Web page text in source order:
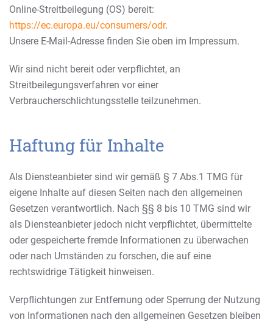
Online-Streitbeilegung (OS) bereit:
https://ec.europa.eu/consumers/odr.
Unsere E-Mail-Adresse finden Sie oben im Impressum.
Wir sind nicht bereit oder verpflichtet, an
Streitbeilegungsverfahren vor einer
Verbraucherschlichtungsstelle teilzunehmen.
Haftung für Inhalte
Als Diensteanbieter sind wir gemäß § 7 Abs.1 TMG für
eigene Inhalte auf diesen Seiten nach den allgemeinen
Gesetzen verantwortlich. Nach §§ 8 bis 10 TMG sind wir
als Diensteanbieter jedoch nicht verpflichtet, übermittelte
oder gespeicherte fremde Informationen zu überwachen
oder nach Umständen zu forschen, die auf eine
rechtswidrige Tätigkeit hinweisen.
Verpflichtungen zur Entfernung oder Sperrung der Nutzung
von Informationen nach den allgemeinen Gesetzen bleiben